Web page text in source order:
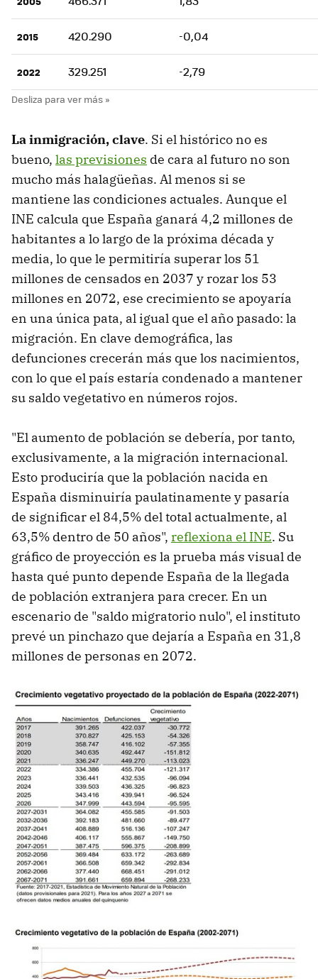
2015 420.290 -0,04
2022 329.251 -2,79
La inmigración, clave. Si el histórico no es
bueno, las previsiones de cara al futuro no son
mucho más halagüeñas. Al menos si se
mantiene las condiciones actuales. Aunque el
INE calcula que España ganará 4,2 millones de
habitantes a lo largo de la próxima década y
media, lo que le permitiría superar los 51
millones de censados en 2037 y rozar los 53
millones en 2072, ese crecimiento se apoyaría
en una única pata, al igual que el año pasado: la
migración. En clave demográfica, las
defunciones crecerán más que los nacimientos,
con lo que el país estaría condenado a mantener
su saldo vegetativo en números rojos.
"El aumento de población se debería, por tanto,
exclusivamente, a la migración internacional.
Esto produciría que la población nacida en
España disminuiría paulatinamente y pasaría
de significar el 84,5% del total actualmente, al
63,5% dentro de 50 años", reflexiona el INE. Su
gráfico de proyección es la prueba más visual de
hasta qué punto depende España de la llegada
de población extranjera para crecer. En un
escenario de "saldo migratorio nulo", el instituto
prevé un pinchazo que dejaría a España en 31,8
millones de personas en 2072.